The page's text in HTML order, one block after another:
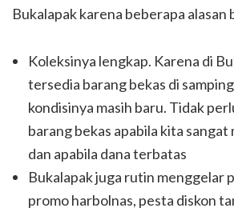
Bukalapak karena beberapa alasan
Koleksinya lengkap. Karena di
tersedia barang bekas di
kondisinya masih baru. Tidak
barang bekas apabila kita
dan apabila dana terbatas
Bukalapak juga rutin menggelar
promo harbolnas, pesta diskon